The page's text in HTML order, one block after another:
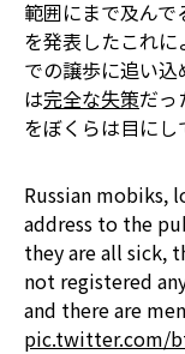
範囲にまで及ん
を発表した――これ
での譲歩に追い込
は完全な失策だっ
をぼくらは目にし
Russian mobiks,
address to the
they are all sick,
not registered
and there are
pic.twitter.com/